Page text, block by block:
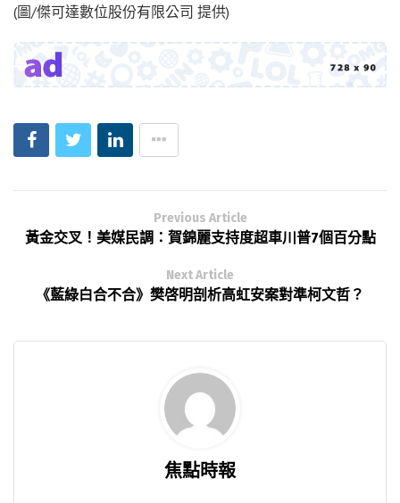
(圖/傑可達數位股份有限公司 提供)
Previous Article
黃金交叉！美媒民調：賀錦麗支持度超車川普7個百分點
Next Article
《藍綠白合不合》樊啓明剖析高虹安案對準柯文哲？
焦點時報